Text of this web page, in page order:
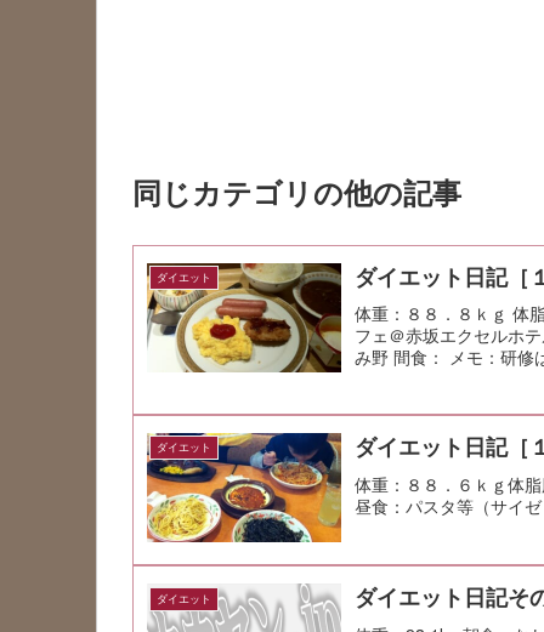
同じカテゴリの他の記事
ダイエット ダイエット日記［
体重：８８．８ｋｇ 体
フェ＠赤坂エクセルホ
み野 間食： メモ：研修
ダイエット ダイエット日記［
体重：８８．６ｋｇ体
昼食：パスタ等（サイ
ダイエット ダイエット日記そ